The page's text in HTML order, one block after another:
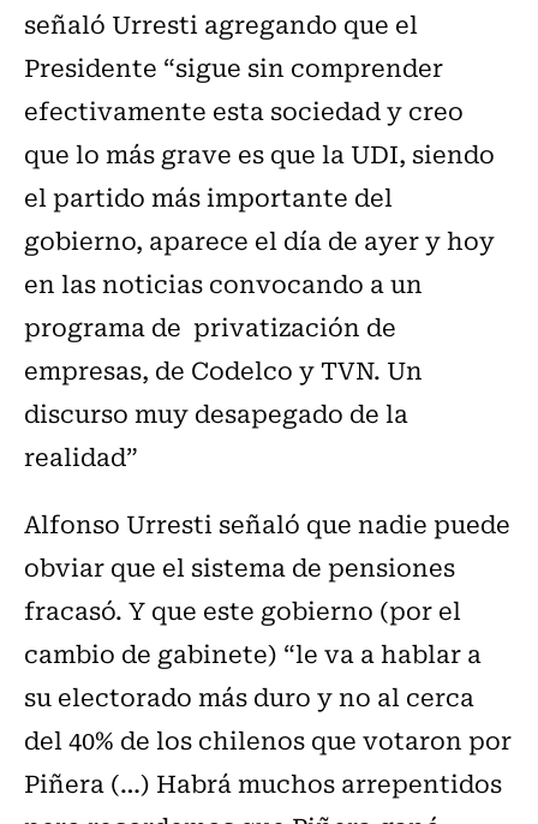
señaló Urresti agregando que el
Presidente “sigue sin comprender
efectivamente esta sociedad y creo
que lo más grave es que la UDI, siendo
el partido más importante del
gobierno, aparece el día de ayer y hoy
en las noticias convocando a un
programa de privatización de
empresas, de Codelco y TVN. Un
discurso muy desapegado de la
realidad”
Alfonso Urresti señaló que nadie puede
obviar que el sistema de pensiones
fracasó. Y que este gobierno (por el
cambio de gabinete) “le va a hablar a
su electorado más duro y no al cerca
del 40% de los chilenos que votaron por
Piñera (…) Habrá muchos arrepentidos